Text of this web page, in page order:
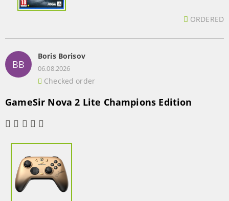
ORDERED
BB
Boris Borisov
06.08.2026
Checked order
GameSir Nova 2 Lite Champions Edition